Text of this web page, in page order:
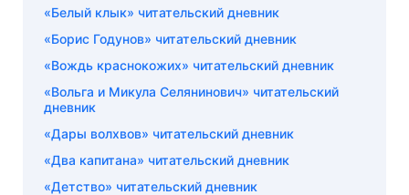
«Белый клык» читательский дневник
«Борис Годунов» читательский дневник
«Вождь краснокожих» читательский дневник
«Вольга и Микула Селянинович» читательский
дневник
«Дары волхвов» читательский дневник
«Два капитана» читательский дневник
«Детство» читательский дневник